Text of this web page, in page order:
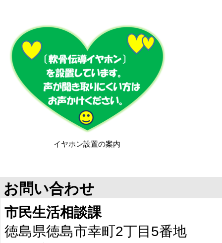
イヤホン設置の案内
お問い合わせ
市民生活相談課
徳島県徳島市幸町2丁目5番地